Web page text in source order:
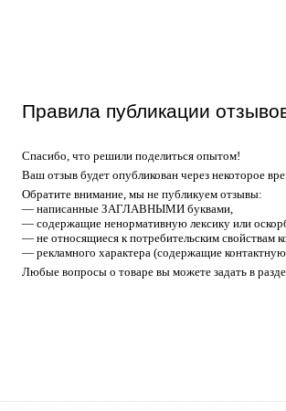
Правила публикации
Спасибо, что решили поделиться опытом!
Ваш отзыв будет опубликован через некоторое
Обратите внимание, мы не публикуем отзывы:
— написанные ЗАГЛАВНЫМИ буквами,
— содержащие ненормативную лексику или
— не относящиеся к потребительским свойствам
— рекламного характера (содержащие
Любые вопросы о товаре вы можете задать в